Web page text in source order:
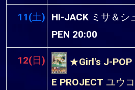
11(土) HI-JACK ミサ＆
PEN 20:00
12(日)
★Girl's J-POP
E PROJECT ユウ